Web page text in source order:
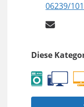
06239/
Diese